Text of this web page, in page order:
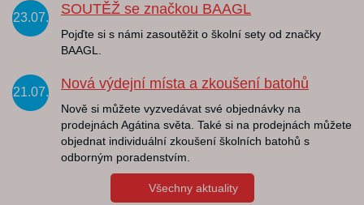
23.07.
SOUTĚŽ se značkou BAAGL
Pojďte si s námi zasoutěžit o školní sety od značky
BAAGL.
21.07.
Nová výdejní místa a zkoušení batohů
Nově si můžete vyzvedávat své objednávky na
prodejnách Agátina světa. Také si na prodejnách můžete
objednat individuální zkoušení školních batohů s
odborným poradenstvím.
Všechny aktuality